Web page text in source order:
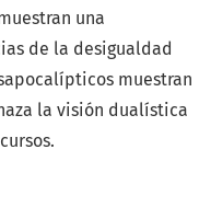
una
de la desigualdad
muestran
la visión dualística